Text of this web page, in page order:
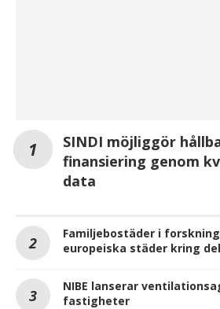
SINDI möjliggör
finansiering genom
data
Familjebostäder i
europeiska städer kring
NIBE lanserar
fastigheter